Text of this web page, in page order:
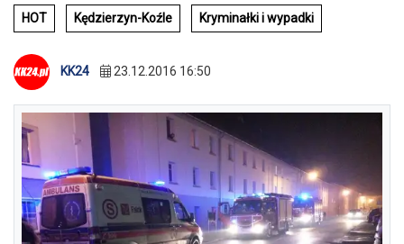
HOT Kędzierzyn-Koźle Kryminałki i wypadki
KK24 23.12.2016 16:50